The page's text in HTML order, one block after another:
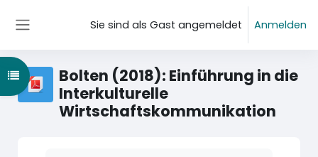
Sie sind als Gast angemeldet Anmelden
Bolten (2018): Einführung in die
Interkulturelle
Wirtschaftskommunikation
Kursindex öffnen